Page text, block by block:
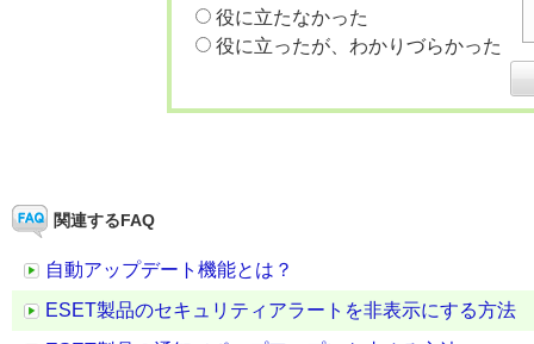
役に立たなかった
役に立ったが、わかりづらかった
関連するFAQ
自動アップデート機能とは？
ESET製品のセキュリティアラートを非表示にする方法